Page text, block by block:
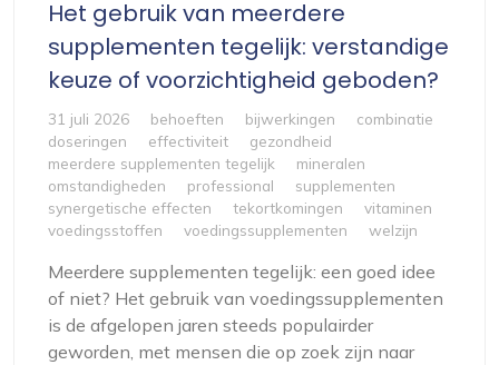
Het gebruik van meerdere
supplementen tegelijk: verstandige
keuze of voorzichtigheid geboden?
31 juli 2026 behoeften bijwerkingen
combinatie
doseringen
effectiviteit
gezondheid
meerdere supplementen tegelijk
mineralen
omstandigheden
professional
supplementen
synergetische effecten
tekortkomingen
vitaminen
voedingsstoffen
voedingssupplementen welzijn
Meerdere supplementen tegelijk: een goed idee
of niet? Het gebruik van voedingssupplementen
is de afgelopen jaren steeds populairder
geworden, met mensen die op zoek zijn naar